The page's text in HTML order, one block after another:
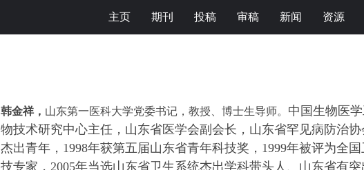
主页 期刊 投稿 审稿 新闻 资源
韩金祥， 山东第一医科大学党委书记 ， 教授、博士生导师。 中国生物医
物技术研究中心主任 ， 山东省医学会副会长， 山东省罕见病防治协
杰出青年，1998年获第五届山东省青年科技奖，1999年被评为全
技专家，2005年当选山东省卫生系统杰出学科带头人、山东省有